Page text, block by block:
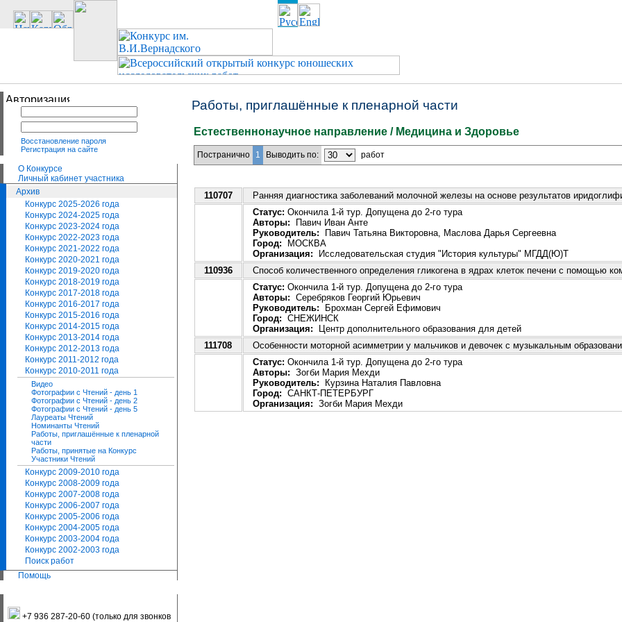
Восстановление пароля
Регистрация на сайте
О Конкурсе
Личный кабинет участника
Архив
Конкурс 2025-2026 года
Конкурс 2024-2025 года
Конкурс 2023-2024 года
Конкурс 2022-2023 года
Конкурс 2021-2022 года
Конкурс 2020-2021 года
Конкурс 2019-2020 года
Конкурс 2018-2019 года
Конкурс 2017-2018 года
Конкурс 2016-2017 года
Конкурс 2015-2016 года
Конкурс 2014-2015 года
Конкурс 2013-2014 года
Конкурс 2012-2013 года
Конкурс 2011-2012 года
Конкурс 2010-2011 года
Видео
Фотографии с Чтений - день 1
Фотографии с Чтений - день 2
Фотографии с Чтений - день 5
Лауреаты Чтений
Номинанты Чтений
Работы, приглашённые к пленарной
части
Работы, принятые на Конкурс
Участники Чтений
Конкурс 2009-2010 года
Конкурс 2008-2009 года
Конкурс 2007-2008 года
Конкурс 2006-2007 года
Конкурс 2005-2006 года
Конкурс 2004-2005 года
Конкурс 2003-2004 года
Конкурс 2002-2003 года
Поиск работ
Помощь
+7 936 287-20-60 (только для звонков
Работы, приглашённые к пленарной части
Естественнонаучное направление / Медицина и Здоровье
Постранично 1 Выводить по: работ
110707
Ранняя диагностика заболеваний молочной железы на основе результатов
Статус: Окончила 1-й тур. Допущена до 2-го тура
Авторы: Павич Иван Анте
Руководитель: Павич Татьяна Викторовна, Маслова Дарья Сергеевна
Город: МОСКВА
Организация: Исследовательская студия "История культуры" МГДД(Ю)Т
110936
Способ количественного определения гликогена в ядрах клеток печени с помощью
Статус: Окончила 1-й тур. Допущена до 2-го тура
Авторы: Серебряков Георгий Юрьевич
Руководитель: Брохман Сергей Ефимович
Город: СНЕЖИНСК
Организация: Центр дополнительного образования для детей
111708
Особенности моторной асимметрии у мальчиков и девочек с музыкальным
Статус: Окончила 1-й тур. Допущена до 2-го тура
Авторы: Зогби Мария Мехди
Руководитель: Курзина Наталия Павловна
Город: САНКТ-ПЕТЕРБУРГ
Организация: Зогби Мария Мехди